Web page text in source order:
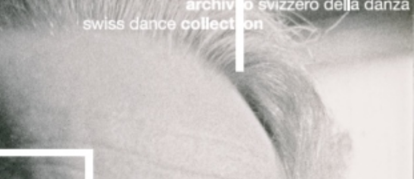
Dokumente und Objekte umfasst der Nachlass von Sigurd Leeder,
mit welchem sich unsere Institution einen Platz auf der Liste der
weltweit wichtigsten Tanzarchive erwarb.
Leeder gehörte zur Reformbewegung des Ausdruckstanzes, war
indes ein Autodidakt, der sich sein Wissen über auf Expressivität
ausgerichtete Bewegungen selber angeeignet hatte. Die
Ausstellung zeigte mit Fotos, Filmen und Tanznotationen, ergänzt
um Kostüme und Masken, die Lebendigkeit von Leeders Kunst und
Pädagogik. Heutige Interpretationen aus mehreren Ländern
beleuchteten deren anhaltende Aktualität.